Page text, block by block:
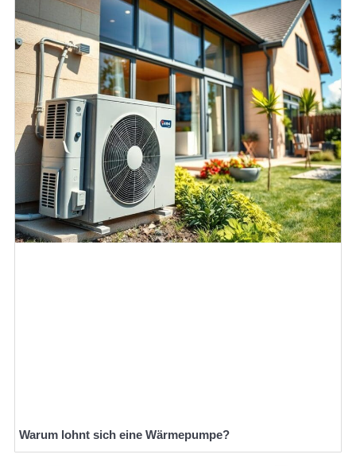
Warum lohnt sich eine Wärmepumpe?